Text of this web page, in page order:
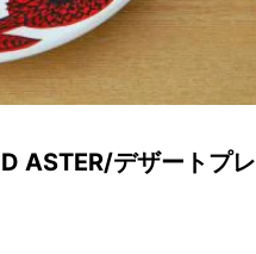
ASTER/デザートプレ